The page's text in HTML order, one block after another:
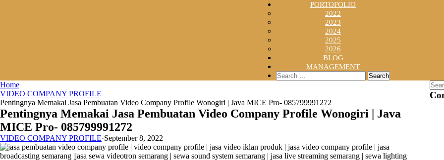
PORTOFOLIO
2022
2023
2024
2025
2026
BLOG
MANAGEMENT
Search
Home
VIDEO COMPANY PROFILE
Pentingnya Memakai Jasa Pembuatan Video Company Profile Wonogiri | Java MICE Pro- 085799991272
Pentingnya Memakai Jasa Pembuatan Video Company Profile Wonogiri | Java
MICE Pro- 085799991272
VIDEO COMPANY PROFILE·September 8, 2022
for: